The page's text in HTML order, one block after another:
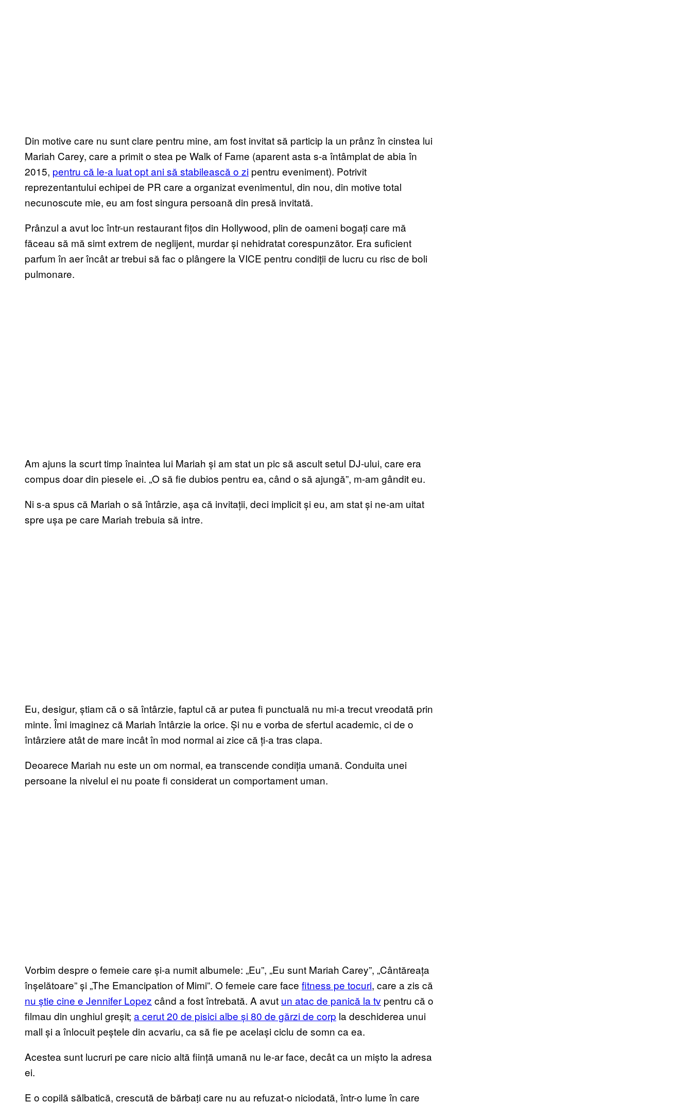
Din motive care nu sunt clare pentru mine, am fost invitat să particip la un prânz în cinstea lui
Mariah Carey, care a primit o stea pe Walk of Fame (aparent asta s-a întâmplat de abia în
2015, pentru că le-a luat opt ani să stabilească o zi pentru eveniment). Potrivit
reprezentantului echipei de PR care a organizat evenimentul, din nou, din motive total
necunoscute mie, eu am fost singura persoană din presă invitată.
Prânzul a avut loc într-un restaurant fițos din Hollywood, plin de oameni bogați care mă
făceau să mă simt extrem de neglijent, murdar și nehidratat corespunzător. Era suficient
parfum în aer încât ar trebui să fac o plângere la VICE pentru condiții de lucru cu risc de boli
pulmonare.
Am ajuns la scurt timp înaintea lui Mariah și am stat un pic să ascult setul DJ-ului, care era
compus doar din piesele ei. „O să fie dubios pentru ea, când o să ajungă”, m-am gândit eu.
Ni s-a spus că Mariah o să întârzie, așa că invitații, deci implicit și eu, am stat și ne-am uitat
spre ușa pe care Mariah trebuia să intre.
Eu, desigur, știam că o să întârzie, faptul că ar putea fi punctuală nu mi-a trecut vreodată prin
minte. Îmi imaginez că Mariah întârzie la orice. Și nu e vorba de sfertul academic, ci de o
întârziere atât de mare incât în mod normal ai zice că ți-a tras clapa.
Deoarece Mariah nu este un om normal, ea transcende condiția umană. Conduita unei
persoane la nivelul ei nu poate fi considerat un comportament uman.
Vorbim despre o femeie care și-a numit albumele: „Eu”, „Eu sunt Mariah Carey”, „Cântăreața
înșelătoare” și „The Emancipation of Mimi”. O femeie care face fitness pe tocuri, care a zis că
nu știe cine e Jennifer Lopez când a fost întrebată. A avut un atac de panică la tv pentru că o
filmau din unghiul greșit; a cerut 20 de pisici albe și 80 de gărzi de corp la deschiderea unui
mall și a înlocuit peștele din acvariu, ca să fie pe același ciclu de somn ca ea.
Acestea sunt lucruri pe care nicio altă ființă umană nu le-ar face, decât ca un mișto la adresa
ei.
E o copilă sălbatică, crescută de bărbați care nu au refuzat-o niciodată, într-o lume în care